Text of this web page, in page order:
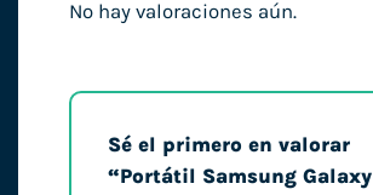
No hay valoraciones aún.
Sé el primero en valorar
“Portátil Samsung Galaxy